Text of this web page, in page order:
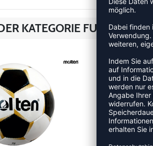
KATEGORIE FUSSBÄLLE
SALE
-55%